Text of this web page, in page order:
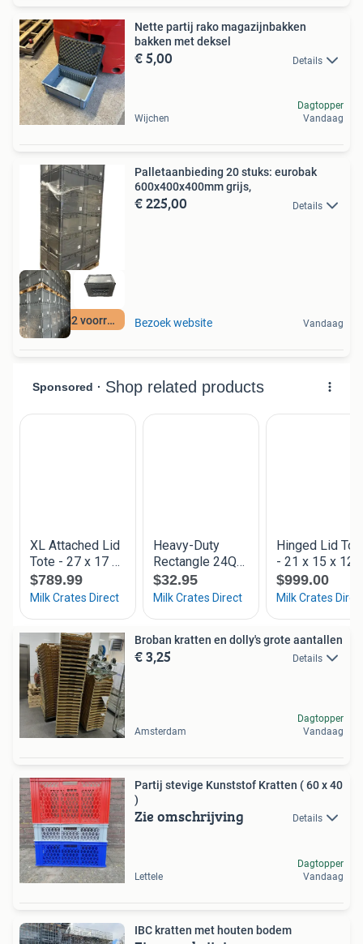
Nette partij rako magazijnbakken
bakken met deksel
€ 5,00 Details
Wijchen
Dagtopper
Vandaag
12500 m2 voorraad
Palletaanbieding 20 stuks: eurobak
600x400x400mm grijs,
€ 225,00 Details
Bezoek website Vandaag
Broban kratten en dolly's grote aantallen
€ 3,25 Details
Amsterdam
Dagtopper
Vandaag
Partij stevige Kunststof Kratten ( 60 x 40
)
Zie omschrijving Details
Lettele
Dagtopper
Vandaag
IBC kratten met houten bodem